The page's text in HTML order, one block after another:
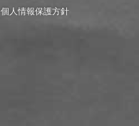
個人情報保護方針